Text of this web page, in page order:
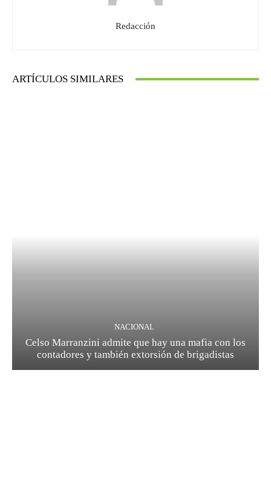
Redacción
ARTÍCULOS SIMILARES
NACIONAL
Celso Marranzini admite que hay una mafia con los
contadores y también extorsión de brigadistas